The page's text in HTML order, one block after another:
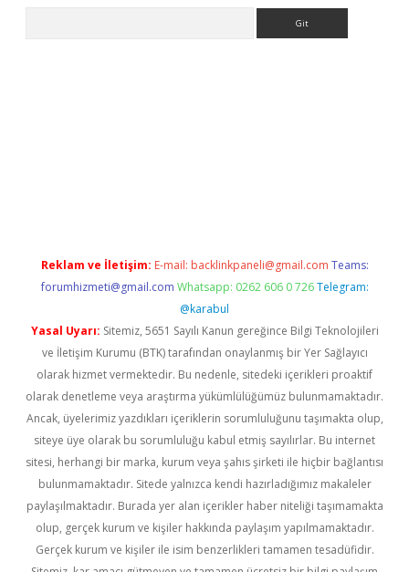
Reklam ve İletişim: E-mail: backlinkpaneli@gmail.com Teams:
forumhizmeti@gmail.com Whatsapp: 0262 606 0 726 Telegram:
@karabul
Yasal Uyarı: Sitemiz, 5651 Sayılı Kanun gereğince Bilgi Teknolojileri
ve İletişim Kurumu (BTK) tarafından onaylanmış bir Yer Sağlayıcı
olarak hizmet vermektedir. Bu nedenle, sitedeki içerikleri proaktif
olarak denetleme veya araştırma yükümlülüğümüz bulunmamaktadır.
Ancak, üyelerimiz yazdıkları içeriklerin sorumluluğunu taşımakta olup,
siteye üye olarak bu sorumluluğu kabul etmiş sayılırlar. Bu internet
sitesi, herhangi bir marka, kurum veya şahıs şirketi ile hiçbir bağlantısı
bulunmamaktadır. Sitede yalnızca kendi hazırladığımız makaleler
paylaşılmaktadır. Burada yer alan içerikler haber niteliği taşımamakta
olup, gerçek kurum ve kişiler hakkında paylaşım yapılmamaktadır.
Gerçek kurum ve kişiler ile isim benzerlikleri tamamen tesadüfidir.